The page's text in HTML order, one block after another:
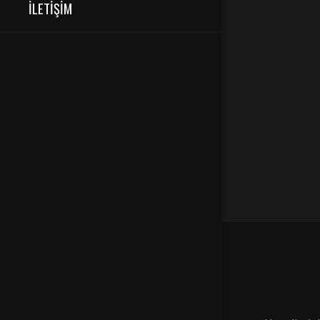
İLETİŞİM